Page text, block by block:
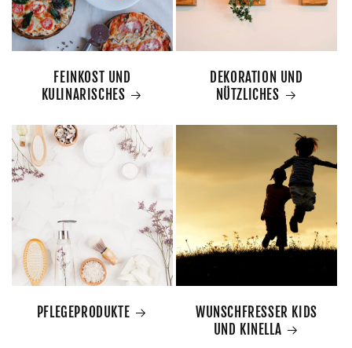
FEINKOST UND
KULINARISCHES
DEKORATION UND
NÜTZLICHES
PFLEGEPRODUKTE
WUNSCHFRESSER KIDS
UND KINELLA